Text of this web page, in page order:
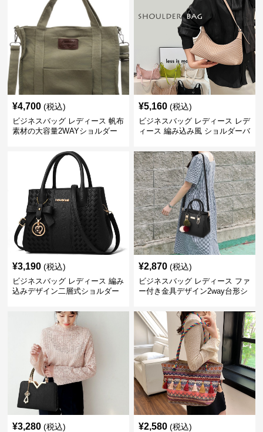
¥4,700 (税込)
ビジネスバッグ レディース 帆布
素材の大容量2WAYショルダー
¥5,160 (税込)
ビジネスバッグ レディース レデ
ィース 編み込み風 ショルダーバ
¥3,190 (税込)
ビジネスバッグ レディース 編み
込みデザイン二層式ショルダー
¥2,870 (税込)
ビジネスバッグ レディース ファ
ー付き金具デザイン2way台形シ
¥3,280 (税込) ¥2,580 (税込)